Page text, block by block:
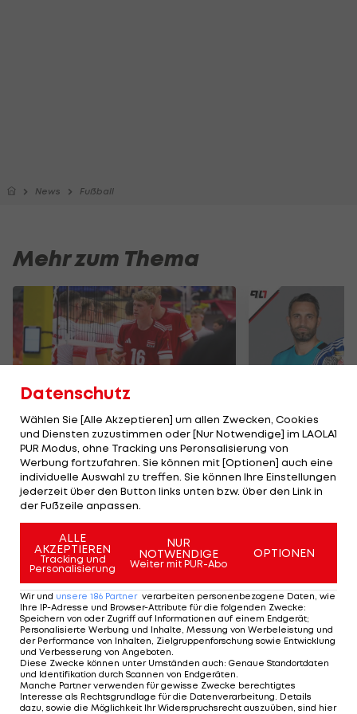
News Fußball
Mehr zum Thema
Karrieresprung! ÖVV-
Teamspieler wechselt
in Topliga
Sport-Mix
Die
Tormänner
Geschichte
Fußball
TEILEN
KOMMENTARE
Datenschutz
Wählen Sie [Alle Akzeptieren] um allen Zwecken, Cookies
und Diensten zuzustimmen oder [Nur Notwendige] im LAOLA1
PUR Modus, ohne Tracking uns Peronsalisierung von
Werbung fortzufahren. Sie können mit [Optionen] auch eine
individuelle Auswahl zu treffen. Sie können Ihre Einstellungen
jederzeit über den Button links unten bzw. über den Link in
der Fußzeile anpassen.
ALLE
AKZEPTIEREN
Tracking und
Personalisierung
NUR
NOTWENDIGE
Weiter mit PUR-Abo
OPTIONEN
Wir und unsere 186 Partner verarbeiten personenbezogene Daten, wie
Ihre IP-Adresse und Browser-Attribute für die folgenden Zwecke:
Speichern von oder Zugriff auf Informationen auf einem Endgerät;
Personalisierte Werbung und Inhalte, Messung von Werbeleistung und
der Performance von Inhalten, Zielgruppenforschung sowie Entwicklung
und Verbesserung von Angeboten.
Diese Zwecke können unter Umständen auch: Genaue Standortdaten
und Identifikation durch Scannen von Endgeräten.
Manche Partner verwenden für gewisse Zwecke berechtigtes
Interesse als Rechtsgrundlage für die Datenverarbeitung. Details
dazu, sowie die Möglichkeit Ihr Widerspruchsrecht auszuüben, sind hier